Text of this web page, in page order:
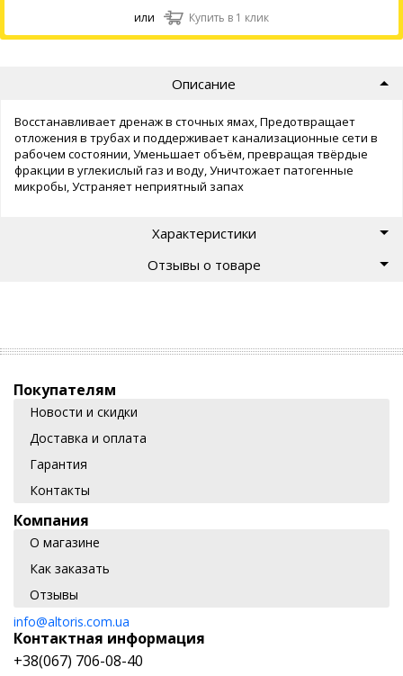
или Купить в 1 клик
Описание
Восстанавливает дренаж в сточных ямах, Предотвращает
отложения в трубах и поддерживает канализационные сети в
рабочем состоянии, Уменьшает объём, превращая твёрдые
фракции в углекислый газ и воду, Уничтожает патогенные
микробы, Устраняет неприятный запах
Характеристики
Отзывы о товаре
Покупателям
Новости и скидки
Доставка и оплата
Гарантия
Контакты
Компания
О магазине
Как заказать
Отзывы
info@altoris.com.ua
Контактная информация
+38(067) 706-08-40